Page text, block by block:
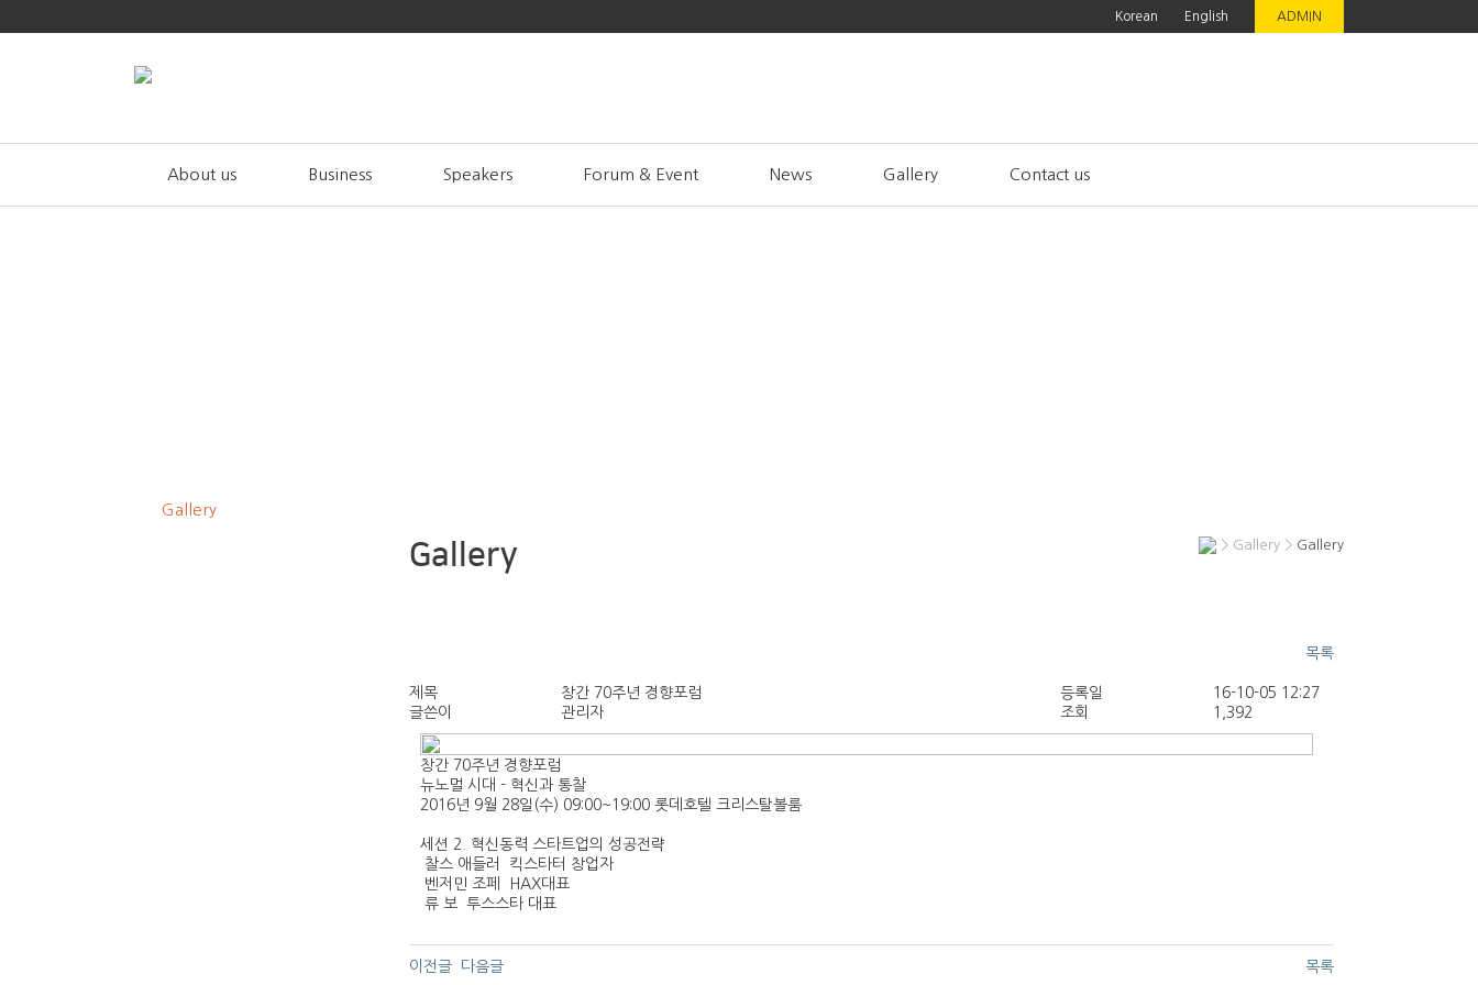
Korean English ADMIN
About us Business Speakers Forum & Event News Gallery Contact us
Gallery
Gallery > Gallery > Gallery
목록
제목 창간 70주년 경향포럼 등록일
16-10-05 12:27
글쓴이
관리자 조회 1,392
창간 70주년 경향포럼
뉴노멀 시대 - 혁신과 통찰
2016년 9월 28일(수) 09:00~19:00 롯데호텔 크리스탈볼룸
세션 2. 혁신동력 스타트업의 성공전략
찰스 애들러 킥스타터 창업자
벤저민 조페 HAX대표
류 보 투스스타 대표
이전글 다음글 목록